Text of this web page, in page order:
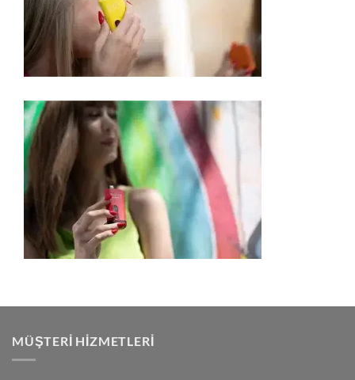
MÜŞTERI HIZMETLERI